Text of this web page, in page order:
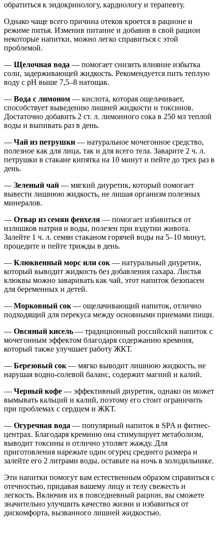
обратиться к эндокринологу, кардиологу и терапевту.
Однако чаще всего причина отеков кроется в рационе и
режиме питья. Изменив питание и добавив в свой рацион
некоторые напитки, можно легко справиться с этой
проблемой.
— Щелочная вода — помогает снизить влияние избытка
соли, задерживающей жидкость. Рекомендуется пить теплую
воду с рН выше 7,5–8 натощак.
— Вода с лимоном — кислота, которая ощелачивает,
способствует выведению лишней жидкости и токсинов.
Достаточно добавить 2 ст. л. лимонного сока в 250 мл теплой
воды и выпивать раз в день.
— Чай из петрушки — натуральное мочегонное средство,
полезное как для лица, так и для всего тела. Заварите 2 ч. л.
петрушки в стакане кипятка на 10 минут и пейте до трех раз в
день.
— Зеленый чай — мягкий диуретик, который помогает
вывести лишнюю жидкость, не лишая организм полезных
минералов.
— Отвар из семян фенхеля — помогает избавиться от
излишков натрия и воды, полезен при вздутии живота.
Залейте 1 ч. л. семян стаканом горячей воды на 5–10 минут,
процедите и пейте трижды в день.
— Клюквенный морс или сок — натуральный диуретик,
который выводит жидкость без добавления сахара. Листья
клюквы можно заваривать как чай, этот напиток безопасен
для беременных и детей.
— Морковный сок — ощелачивающий напиток, отлично
подходящий для перекуса между основными приемами пищи.
— Овсяный кисель — традиционный российский напиток с
мочегонным эффектом благодаря содержанию кремния,
который также улучшает работу ЖКТ.
— Березовый сок — мягко выводит лишнюю жидкость, не
нарушая водно-солевой баланс, содержит магний и калий.
— Черный кофе — эффективный диуретик, однако он может
вымывать кальций и калий, поэтому его стоит ограничить
при проблемах с сердцем и ЖКТ.
— Огуречная вода — популярный напиток в SPA и фитнес-
центрах. Благодаря кремнию она стимулирует метаболизм,
выводит токсины и отлично утоляет жажду. Для
приготовления нарежьте один огурец среднего размера и
залейте его 2 литрами воды, оставьте на ночь в холодильнике.
Эти напитки помогут вам естественным образом справиться с
отечностью, придавая вашему лицу и телу свежесть и
легкость. Включив их в повседневный рацион, вы сможете
значительно улучшить качество жизни и избавиться от
дискомфорта, вызванного лишней жидкостью.